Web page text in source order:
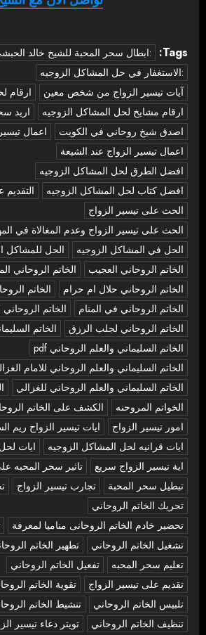
Tags:
:ابطال سحر المحبة للشيخ خالد
:الاستغفار في حل المشاكل الزوجيه
آيات تيسير الزواج من شخص معين
ارقام
ارقام مشايخ لحل المشاكل الزوجيه
اريد
اصدق شيخ روحاني في الكويت
اعمال
اعمال تيسير الزواج عند الشيعة
افضل الطرق لحل المشاكل الزوجيه
افضل كتاب لحل المشاكل الزوجيه
الحث على تيسير الزواج
الحث على تيسير الزواج وعدم المغالاة في
الحل في المشاكل الزوجيه
الحل للمشاكل
الخاتم الروحاني العجيب
الخاتم الروحاني
الخاتم الروحاني حلال ام حرام
الخاتم
الخاتم الروحاني في المنام
الخاتم
الخاتم الروحاني لجلب الرزق
الخاتم
الخاتم السليماني والعلم الروحاني pdf
الخاتم السليماني والعلم الروحاني للامام
الخاتم السليماني والعلم الروحاني للغزالي
الخواتم المروحنه
الكشف على الخاتم
امور تيسير الزواج
ايات تيسير الزواج ريم
ايات قرانيه لحل المشاكل الزوجيه
ايات
اية تيسير الزواج سريع
تاثير سحر المحبه
تبطيل سحر المحبة
تجارب تيسير الزواج
تحريك الخاتم الروحاني
تحضير خادم الخاتم الروحانى مناميا لمعرفة
تشغيل الخاتم الروحاني
تطهير الخاتم
تعليم سحر المحبه
تفعيل الخاتم الروحاني
تقديم على تيسير الزواج
تقوية الخاتم
تلبيس الخاتم الروحاني
تنشيط الخاتم
تنظيف الخاتم الروحاني
تويتر دعاء تيسير